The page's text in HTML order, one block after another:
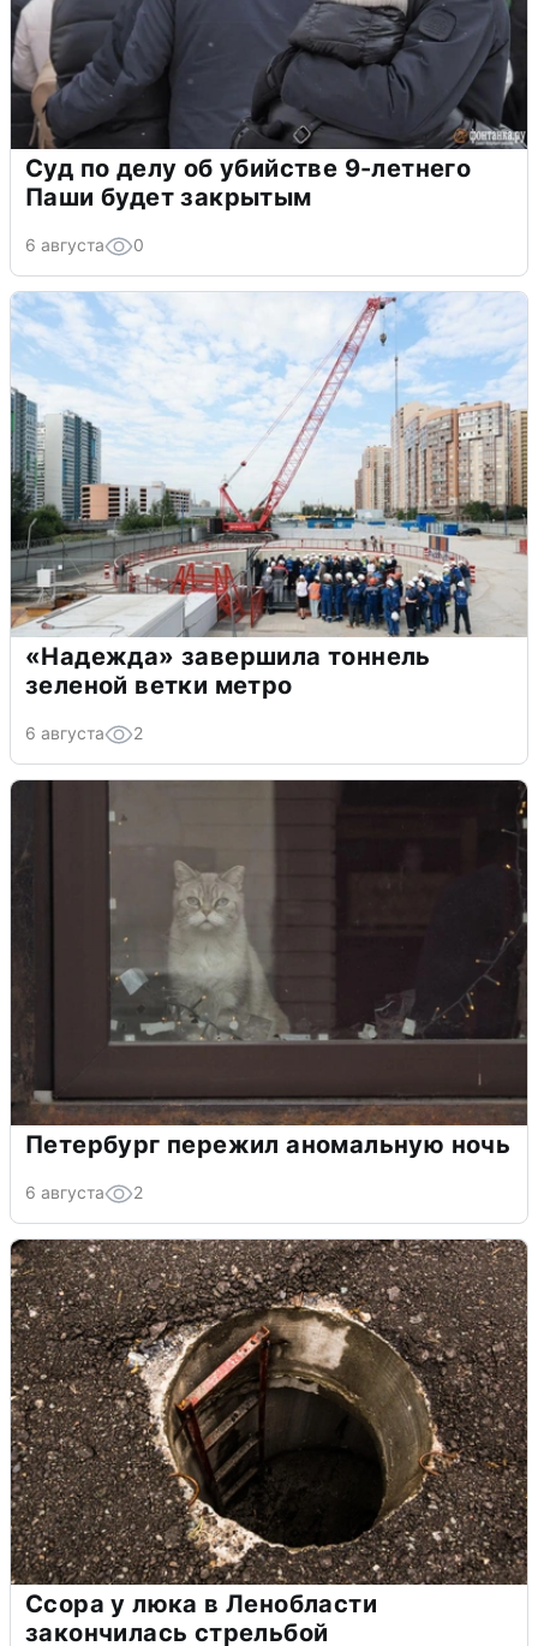
Суд по делу об убийстве 9-летнего
Паши будет закрытым
6 августа 0
«Надежда» завершила тоннель
зеленой ветки метро
6 августа 2
Петербург пережил аномальную ночь
6 августа 2
Ссора у люка в Ленобласти
закончилась стрельбой